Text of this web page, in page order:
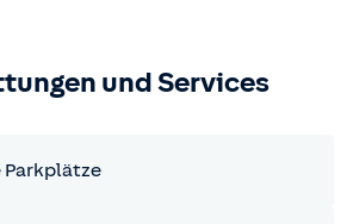
und Services
Parkplätze